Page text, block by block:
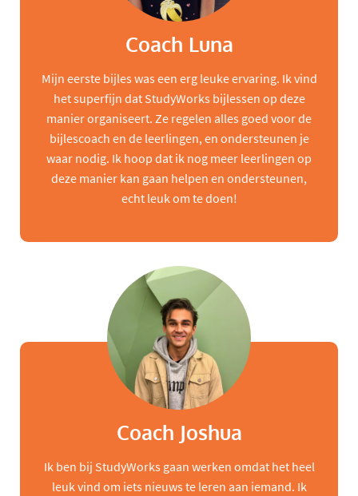
Coach Luna
Mijn eerste bijles was een erg leuke ervaring. Ik vind
het superfijn dat StudyWorks bijlessen op deze
manier organiseert. Ze regelen alles goed voor de
bijlescoach en de leerlingen, en ondersteunen je
waar nodig. Ik hoop dat ik nog meer leerlingen op
deze manier kan gaan helpen en ondersteunen,
echt leuk om te doen!
Coach Joshua
Ik ben bij StudyWorks gaan werken omdat het heel
leuk vind om iets nieuws te leren aan iemand. Ik